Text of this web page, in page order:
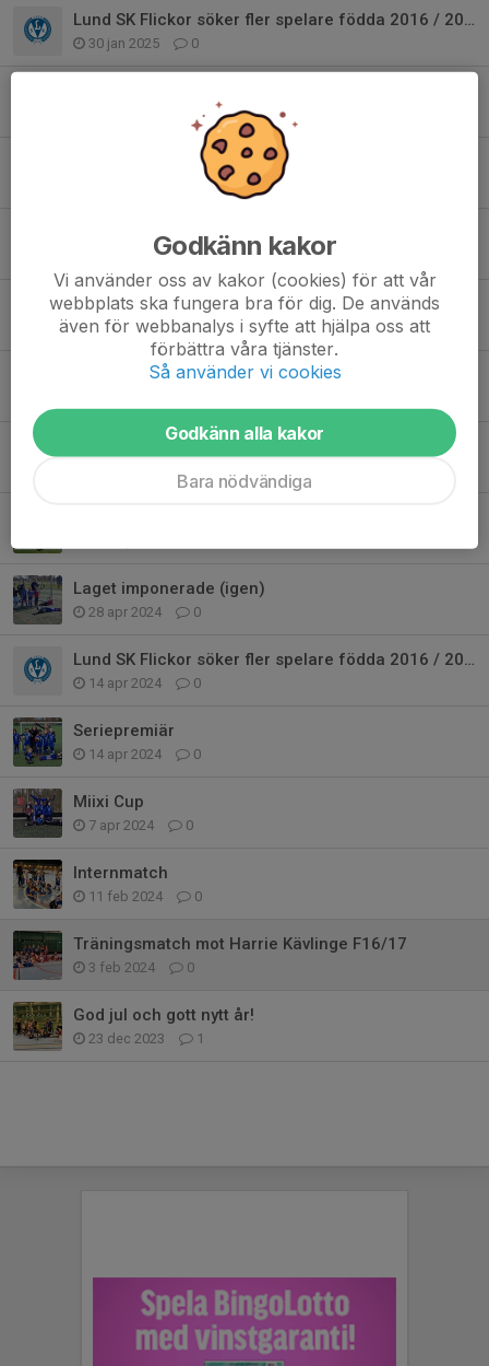
Lund SK Flickor söker fler spelare födda 2016 / 2017
30 jan 2025 0
0
Säsongens sista match
12 okt 2024 0
Ännu en väldigt fin insats!
30 sep 2024 0
Imponerande spel från våra tjejer!
Tuffaste matchen
Laget imponerade (igen)
28 apr 2024 0
Lund SK Flickor söker fler spelare födda 2016 / 2017
14 apr 2024 0
Seriepremiär
14 apr 2024 0
Miixi Cup
7 apr 2024 0
Internmatch
11 feb 2024 0
Träningsmatch mot Harrie Kävlinge F16/17
3 feb 2024 0
God jul och gott nytt år!
23 dec 2023 1
Godkänn kakor
Vi använder oss av kakor (cookies) för att vår
webbplats ska fungera bra för dig. De används
även för webbanalys i syfte att hjälpa oss att
förbättra våra tjänster.
Så använder vi cookies
Godkänn alla kakor
Bara nödvändiga